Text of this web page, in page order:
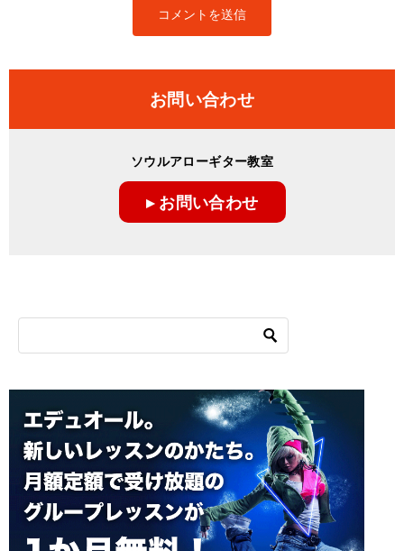
お問い合わせ
ソウルアローギター教室
▸ お問い合わせ